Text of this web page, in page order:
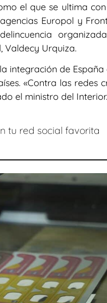
el que se ultima
Europol y
Valdecy Urquiza.
integración de
«Contra las redes
el ministro del Interior.
tu red social favorita